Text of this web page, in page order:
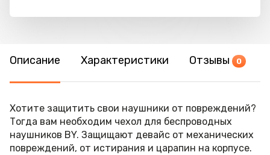
Описание Характеристики Отзывы 0
Хотите защитить свои наушники от повреждений?
Тогда вам необходим чехол для беспроводных
наушников BY. Защищают девайс от механических
повреждений, от истирания и царапин на корпусе.